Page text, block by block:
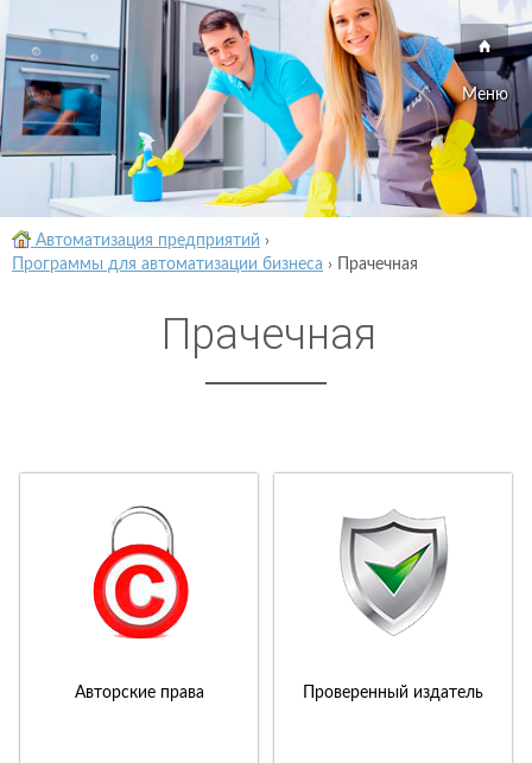
Меню
Автоматизация предприятий ›
Программы для автоматизации бизнеса › Прачечная
Прачечная
Авторские права Проверенный издатель